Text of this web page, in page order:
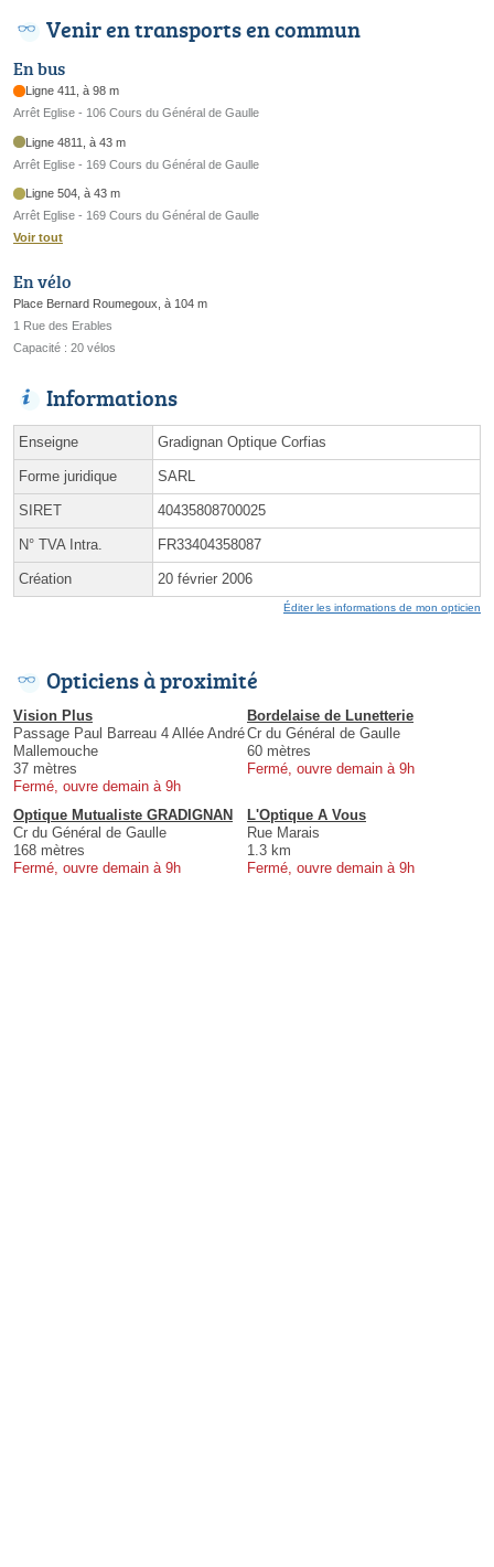
Venir en transports en commun
En bus
Ligne 411, à 98 m
Arrêt Eglise - 106 Cours du Général de Gaulle
Ligne 4811, à 43 m
Arrêt Eglise - 169 Cours du Général de Gaulle
Ligne 504, à 43 m
Arrêt Eglise - 169 Cours du Général de Gaulle
Voir tout
En vélo
Place Bernard Roumegoux, à 104 m
1 Rue des Erables
Capacité : 20 vélos
Informations
Enseigne Gradignan Optique Corfias
Forme juridique SARL
SIRET 40435808700025
N° TVA Intra. FR33404358087
Création 20 février 2006
Éditer les informations de mon opticien
Opticiens à proximité
Vision Plus
Passage Paul Barreau 4 Allée André
Mallemouche
37 mètres
Fermé, ouvre demain à 9h
Bordelaise de Lunetterie
Cr du Général de Gaulle
60 mètres
Fermé, ouvre demain à 9h
Optique Mutualiste GRADIGNAN
Cr du Général de Gaulle
168 mètres
Fermé, ouvre demain à 9h
L'Optique A Vous
Rue Marais
1.3 km
Fermé, ouvre demain à 9h